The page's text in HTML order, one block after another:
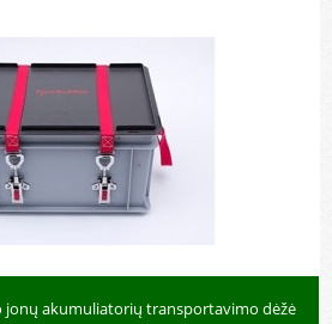
jonų akumuliatorių transportavimo dėžė